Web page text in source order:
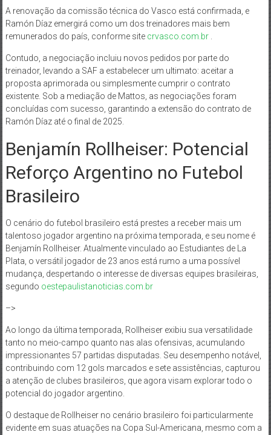
A renovação da comissão técnica do Vasco está confirmada, e
Ramón Díaz emergirá como um dos treinadores mais bem
remunerados do país, conforme site crvasco.com.br.
Contudo, a negociação incluiu novos pedidos por parte do
treinador, levando a SAF a estabelecer um ultimato: aceitar a
proposta aprimorada ou simplesmente cumprir o contrato
existente. Sob a mediação de Mattos, as negociações foram
concluídas com sucesso, garantindo a extensão do contrato de
Ramón Díaz até o final de 2025.
Benjamín Rollheiser: Potencial
Reforço Argentino no Futebol
Brasileiro
O cenário do futebol brasileiro está prestes a receber mais um
talentoso jogador argentino na próxima temporada, e seu nome é
Benjamín Rollheiser. Atualmente vinculado ao Estudiantes de La
Plata, o versátil jogador de 23 anos está rumo a uma possível
mudança, despertando o interesse de diversas equipes brasileiras,
segundo oestepaulistanoticias.com.br
–>
Ao longo da última temporada, Rollheiser exibiu sua versatilidade
tanto no meio-campo quanto nas alas ofensivas, acumulando
impressionantes 57 partidas disputadas. Seu desempenho notável,
contribuindo com 12 gols marcados e sete assistências, capturou
a atenção de clubes brasileiros, que agora visam explorar todo o
potencial do jogador argentino.
O destaque de Rollheiser no cenário brasileiro foi particularmente
evidente em suas atuações na Copa Sul-Americana, mesmo com a